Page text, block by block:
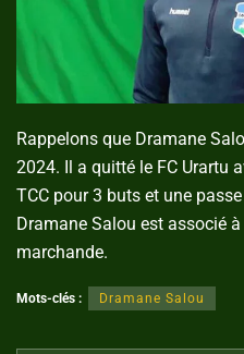
Rappelons que Dramane
2024. Il a quitté le FC Urartu
TCC pour 3 buts et une
Dramane Salou est associé
marchande.
Mots-clés : Dramane Salou